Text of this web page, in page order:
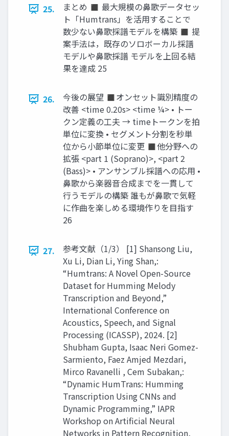
25.
まとめ ◼ 最大規模の鼻歌データセッ
ト「Humtrans」を活用することで
数少ない鼻歌採譜モデルを構築 ◼ 提
案手法は，既存のソロボーカル採譜
モデルや鼻歌採譜 モデルを上回る結
果を達成 25
26.
今後の展望 ◼オンセット識別精度の
改善 <time 0.20s> <time ¼> • トー
クン定義の工夫 → timeトークンを拍
単位に変換 • セグメント分割を秒単
位から小節単位に変更 ◼他分野への
拡張 <part 1 (Soprano)>, <part 2
(Bass)> • アンサンブル採譜への応用 •
鼻歌から楽器音合成までを一貫して
行うモデルの構築 誰もが鼻歌で気軽
に作曲を楽しめる環境作りを目指す
26
27.
参考文献（1/3） [1] Shansong Liu,
Xu Li, Dian Li, Ying Shan,:
“Humtrans: A Novel Open-Source
Dataset for Humming Melody
Transcription and Beyond,”
International Conference on
Acoustics, Speech, and Signal
Processing (ICASSP), 2024. [2]
Shubham Gupta, Isaac Neri Gomez-
Sarmiento, Faez Amjed Mezdari,
Mirco Ravanelli , Cem Subakan,:
“Dynamic HumTrans: Humming
Transcription Using CNNs and
Dynamic Programming,” IAPR
Workshop on Artificial Neural
Networks in Pattern Recognition,